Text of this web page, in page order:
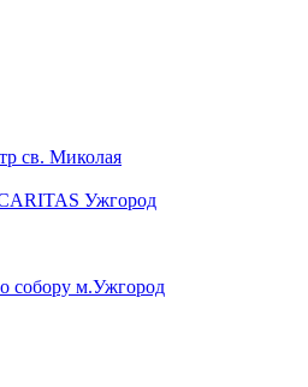
св. Миколая
Ужгород
собору м.Ужгород